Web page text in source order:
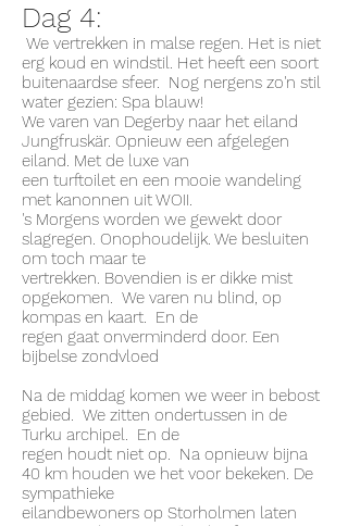
Dag 4:
We vertrekken in malse regen. Het is niet
erg koud en windstil. Het heeft een soort
buitenaardse sfeer. Nog nergens zo'n stil
water gezien: Spa blauw!
We varen van Degerby naar het eiland
Jungfruskär. Opnieuw een afgelegen
eiland. Met de luxe van
een turftoilet en een mooie wandeling
met kanonnen uit WOII.
's Morgens worden we gewekt door
slagregen. Onophoudelijk. We besluiten
om toch maar te
vertrekken. Bovendien is er dikke mist
opgekomen. We varen nu blind, op
kompas en kaart. En de
regen gaat onverminderd door. Een
bijbelse zondvloed
Na de middag komen we weer in bebost
gebied. We zitten ondertussen in de
Turku archipel. En de
regen houdt niet op. Na opnieuw bijna
40 km houden we het voor bekeken. De
sympathieke
eilandbewoners op Storholmen laten